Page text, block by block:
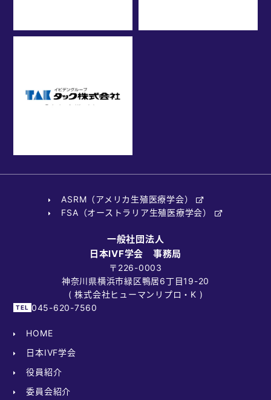
ASRM（アメリカ生殖医療学会）
FSA（オーストラリア生殖医療学会）
一般社団法人
日本IVF学会 事務局
〒226-0003
神奈川県横浜市緑区鴨居6丁目19-20
( 株式会社ヒューマンリプロ・K )
045-620-7560
HOME
日本IVF学会
役員紹介
委員会紹介